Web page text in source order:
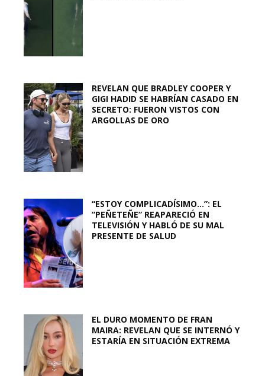
REVELAN QUE BRADLEY COOPER Y
GIGI HADID SE HABRÍAN CASADO EN
SECRETO: FUERON VISTOS CON
ARGOLLAS DE ORO
“ESTOY COMPLICADÍSIMO…”: EL
“PEÑETEÑE” REAPARECIÓ EN
TELEVISIÓN Y HABLÓ DE SU MAL
PRESENTE DE SALUD
EL DURO MOMENTO DE FRAN
MAIRA: REVELAN QUE SE INTERNÓ Y
ESTARÍA EN SITUACIÓN EXTREMA